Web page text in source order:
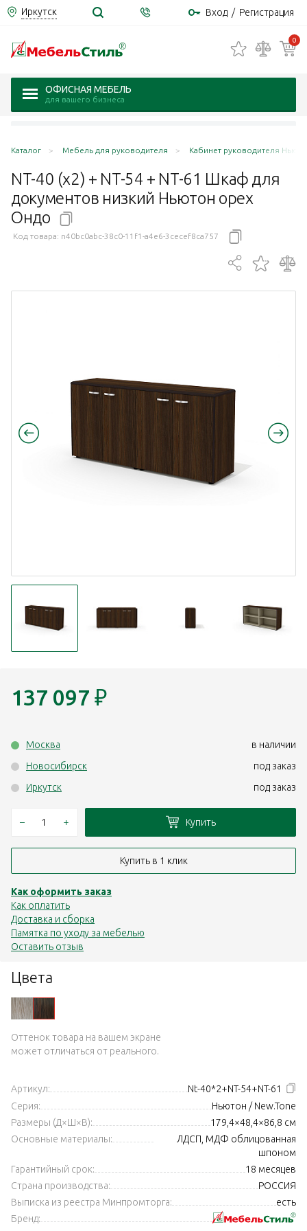
Иркутск Вход / Регистрация
0
ОФИСНАЯ МЕБЕЛЬ
для вашего бизнеса
Каталог Мебель для руководителя Кабинет руководителя
NT-40 (х2) + NT-54 + NT-61 Шкаф для
документов низкий Ньютон орех
Ондо
Код товара: n40bc0abc-38c0-11f1-a4e6-3cecef8ca757
Цвета
Оттенок товара на вашем экране
может отличаться от реального.
Артикул:
Nt-40*2+NT-54+NT-61
Серия:
Ньютон / New.Tone
Размеры (Д×Ш×В):
179,4×48,4×86,8 см
Основные материалы:
ЛДСП, МДФ облицованная
шпоном
Гарантийный срок:
18 месяцев
Страна производства:
РОССИЯ
Выписка из реестра Минпромторга:
есть
Бренд:
137 097 ₽
Москва
в наличии
Новосибирск
под заказ
Иркутск
под заказ
– + Купить
Купить в 1 клик
Как оформить заказ
Как оплатить
Доставка и сборка
Памятка по уходу за мебелью
Оставить отзыв